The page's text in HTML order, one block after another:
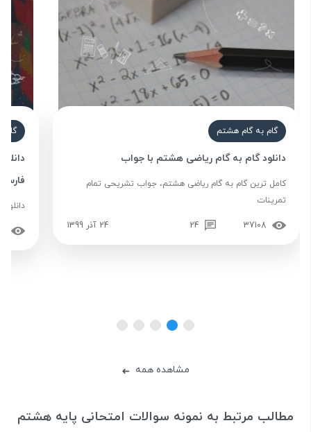
گام به گام هشتم
دانلود گام به گام ریاضی هشتم با جواب
کامل ترین گام به گام ریاضی هشتم، جواب تشریحی تمام
تمرینات
37108
24 24 آذر 1399
گام
دانلود pdf کتاب فارسی هشتم با جواب در استادبانک گام ...
مشاهده همه ➜
مطالب مرتبط به نمونه سوالات امتحانی پایه هشتم